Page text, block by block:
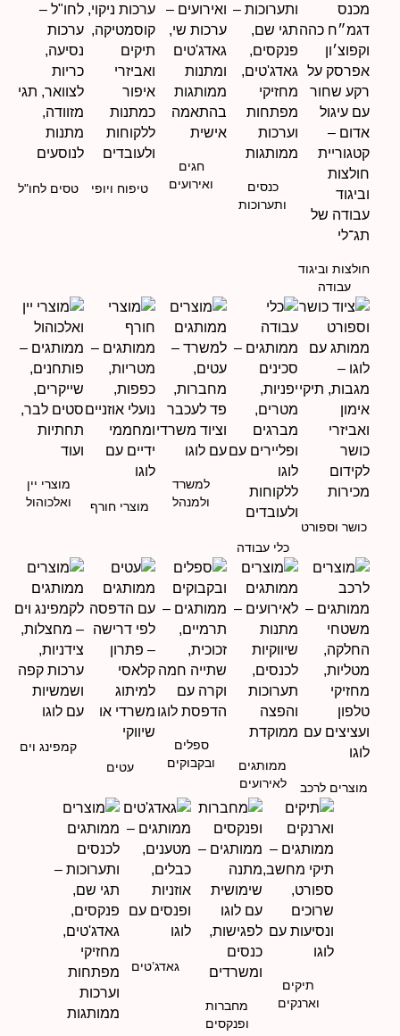
חולצות וביגוד
עבודה
כנסים
ותערוכות
חגים
ואירועים
טיפוח ויופי טסים לחו"ל
כושר וספורט
כלי עבודה
למשרד
ולמנהל
מוצרי חורף
מוצרי יין
ואלכוהול
מוצרים לרכב
ממותגים
לאירועים
ספלים
ובקבוקים
עטים
קמפינג וים
תיקים
וארנקים
מחברות
ופנקסים
גאדג’טים